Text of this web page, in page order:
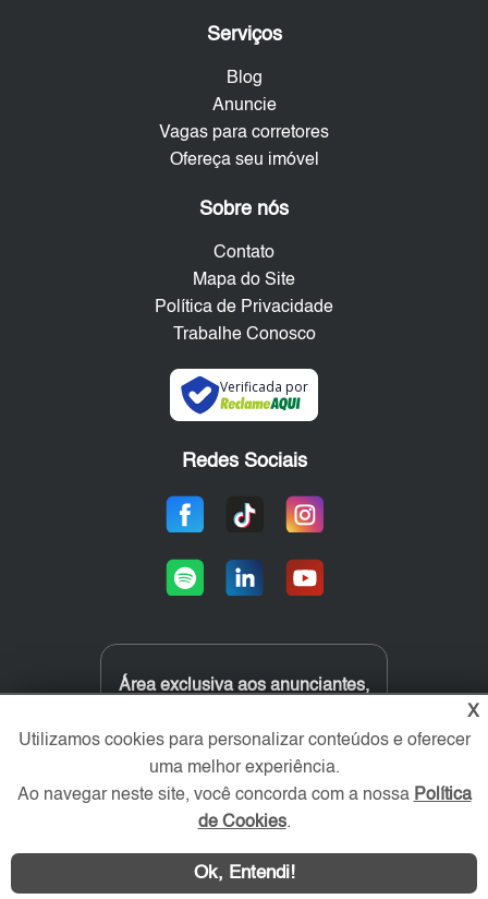
Serviços
Blog
Anuncie
Vagas para corretores
Ofereça seu imóvel
Sobre nós
Contato
Mapa do Site
Política de Privacidade
Trabalhe Conosco
Verificada por
Redes Sociais
Área exclusiva aos anunciantes,
X
Utilizamos cookies para personalizar conteúdos e oferecer
uma melhor experiência.
Ao navegar neste site, você concorda com a nossa Política
de Cookies.
Ok, Entendi!